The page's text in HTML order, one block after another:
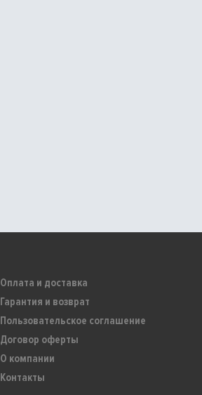
Оплата и доставка
Гарантия и возврат
Пользовательское соглашение
Договор оферты
О компании
Контакты